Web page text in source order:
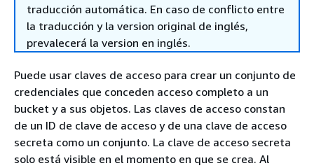
traducción automática. En caso de conflicto entre
la traducción y la version original de inglés,
prevalecerá la version en inglés.
Puede usar claves de acceso para crear un conjunto de
credenciales que conceden acceso completo a un
bucket y a sus objetos. Las claves de acceso constan
de un ID de clave de acceso y de una clave de acceso
secreta como un conjunto. La clave de acceso secreta
solo está visible en el momento en que se crea. Al